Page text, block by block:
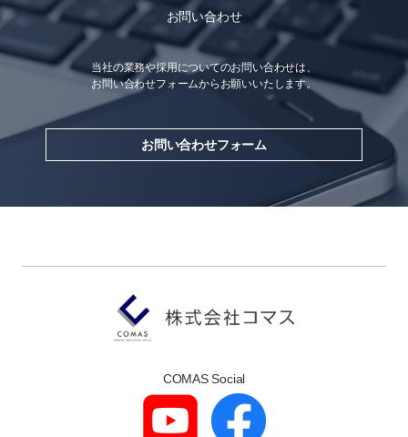
お問い合わせ
当社の業務や採用についてのお問い合わせは、
お問い合わせフォームからお願いいたします。
お問い合わせフォーム
COMAS Social